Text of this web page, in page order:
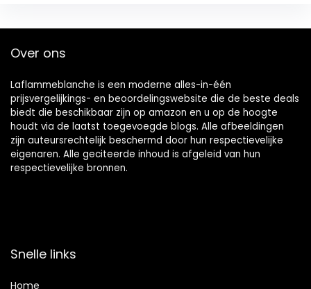
Over ons
Laflammeblanche is een moderne alles-in-één
prijsvergelijkings- en beoordelingswebsite die de beste deals
biedt die beschikbaar zijn op amazon en u op de hoogte
houdt via de laatst toegevoegde blogs. Alle afbeeldingen
zijn auteursrechtelijk beschermd door hun respectievelijke
eigenaren. Alle geciteerde inhoud is afgeleid van hun
respectievelijke bronnen.
Snelle links
Home